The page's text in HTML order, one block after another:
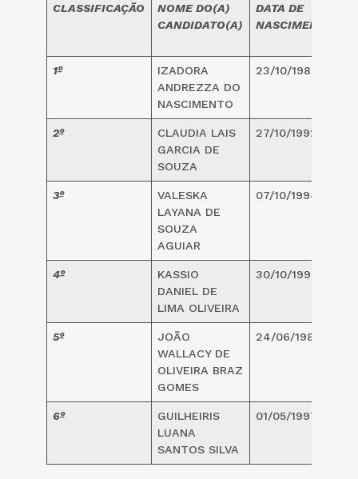
CLASSIFICAÇÃO
NOME DO(A)
CANDIDATO(A)
DATA DE
NASCIMENTO
1º
IZADORA
ANDREZZA DO
NASCIMENTO
23/10/1985
2º
CLAUDIA LAIS
GARCIA DE
SOUZA
27/10/1992
3º
VALESKA
LAYANA DE
SOUZA
AGUIAR
07/10/1994
4º
KASSIO
DANIEL DE
LIMA OLIVEIRA
30/10/1995
5º
JOÃO
WALLACY DE
OLIVEIRA BRAZ
GOMES
24/06/1980
6º
GUILHEIRIS
LUANA
SANTOS SILVA
01/05/1997